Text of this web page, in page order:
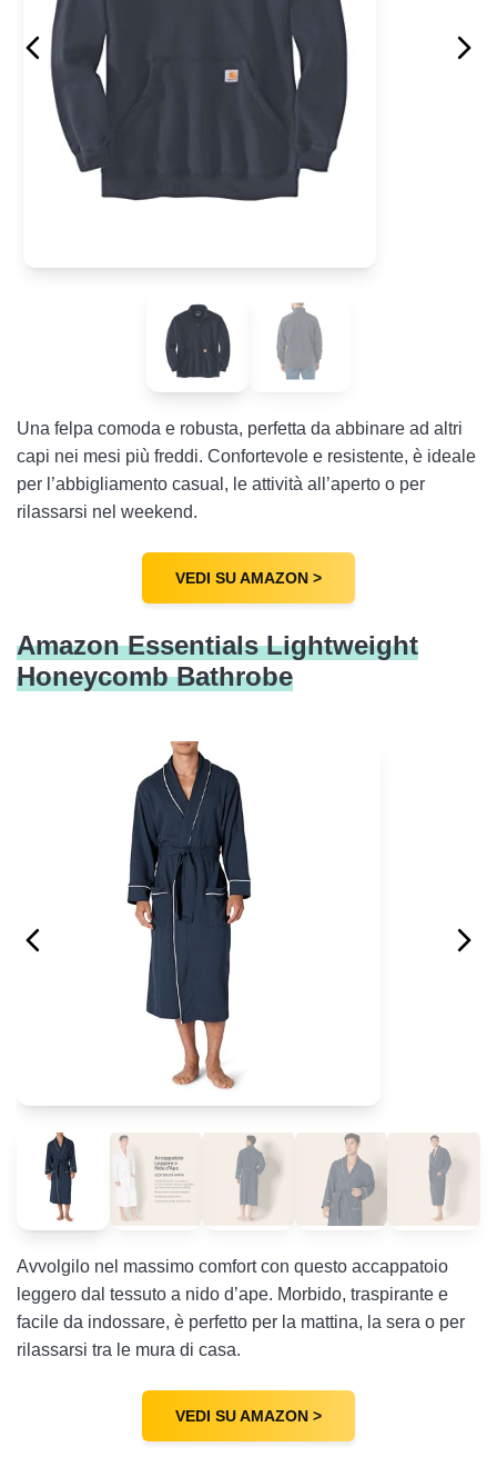
Una felpa comoda e robusta, perfetta da abbinare ad altri
capi nei mesi più freddi. Confortevole e resistente, è ideale
per l’abbigliamento casual, le attività all’aperto o per
rilassarsi nel weekend.
VEDI SU AMAZON >
Amazon Essentials Lightweight
Honeycomb Bathrobe
Avvolgilo nel massimo comfort con questo accappatoio
leggero dal tessuto a nido d’ape. Morbido, traspirante e
facile da indossare, è perfetto per la mattina, la sera o per
rilassarsi tra le mura di casa.
VEDI SU AMAZON >